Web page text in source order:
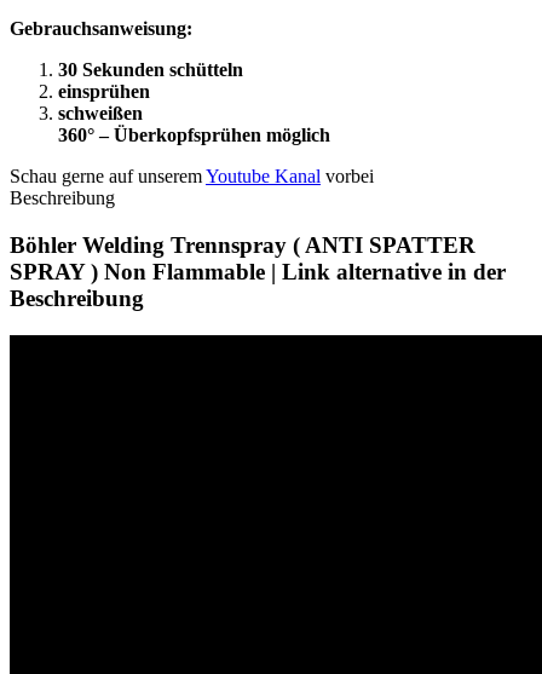
Gebrauchsanweisung:
30 Sekunden schütteln
einsprühen
schweißen
360° – Überkopfsprühen möglich
Schau gerne auf unseremYoutube Kanal vorbei
Beschreibung
Böhler Welding Trennspray ( ANTI SPATTER
SPRAY ) Non Flammable | Link alternative in der
Beschreibung